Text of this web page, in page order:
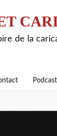
de la
Podcast